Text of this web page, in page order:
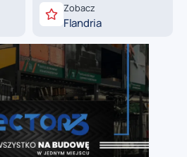
Zobacz
Flandria